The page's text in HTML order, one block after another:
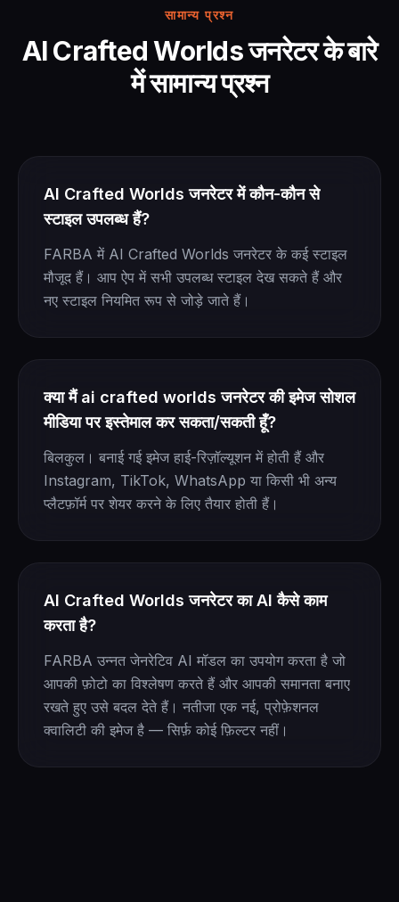
सामान्य प्रश्न
AI Crafted Worlds जनरेटर के बारे
में सामान्य प्रश्न
AI Crafted Worlds जनरेटर में कौन-कौन से
स्टाइल उपलब्ध हैं?
FARBA में AI Crafted Worlds जनरेटर के कई स्टाइल
मौजूद हैं। आप ऐप में सभी उपलब्ध स्टाइल देख सकते हैं और
नए स्टाइल नियमित रूप से जोड़े जाते हैं।
क्या मैं ai crafted worlds जनरेटर की इमेज सोशल
मीडिया पर इस्तेमाल कर सकता/सकती हूँ?
बिलकुल। बनाई गई इमेज हाई-रिज़ॉल्यूशन में होती हैं और
Instagram, TikTok, WhatsApp या किसी भी अन्य
प्लैटफ़ॉर्म पर शेयर करने के लिए तैयार होती हैं।
AI Crafted Worlds जनरेटर का AI कैसे काम
करता है?
FARBA उन्नत जेनरेटिव AI मॉडल का उपयोग करता है जो
आपकी फ़ोटो का विश्लेषण करते हैं और आपकी समानता बनाए
रखते हुए उसे बदल देते हैं। नतीजा एक नई, प्रोफ़ेशनल
क्वालिटी की इमेज है — सिर्फ़ कोई फ़िल्टर नहीं।